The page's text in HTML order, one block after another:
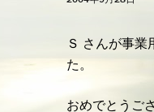
Ｓ さんが事業
た。
おめでとうご